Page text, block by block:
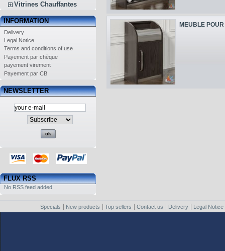
Vitrines Chauffantes
INFORMATION
Delivery
Legal Notice
Terms and conditions of use
Payement par chèque
payement virement
Payement par CB
NEWSLETTER
FLUX RSS
No RSS feed added
MEUBLE
Specials New products Top sellers Contact us Delivery Legal Notice